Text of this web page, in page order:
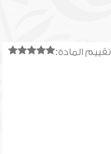
تقييم المادة: